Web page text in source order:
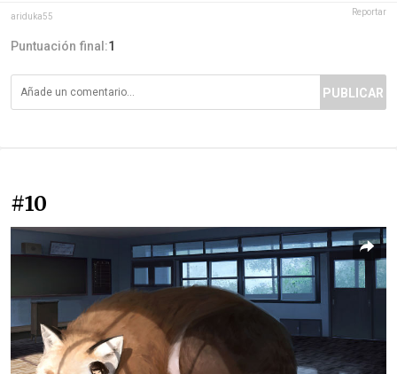
ariduka55 Reportar
Puntuación final:1
PUBLICAR
#10